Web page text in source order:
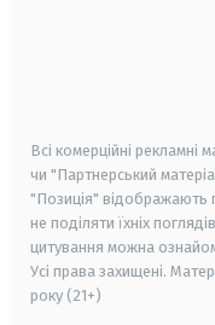
Всі комерційні рекламні
чи "Партнерський
"Позиція" відображають
не поділяти їхніх
цитування можна
Усі права захищені.
року (21+)